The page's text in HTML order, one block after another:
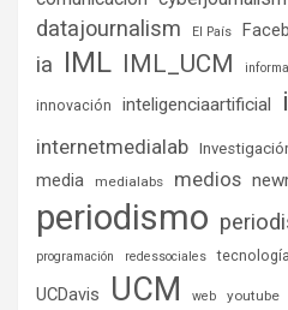
datajournalism El País
ia IML IML_UCM
innovación inteligenciaartificial
internetmedialab
media medialabs medios
periodismo
programación
redessociales tecnología
UCDavis UCM web youtube